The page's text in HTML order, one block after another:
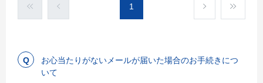
1
お心当たりがないメールが届いた場合のお手続きにつ
いて